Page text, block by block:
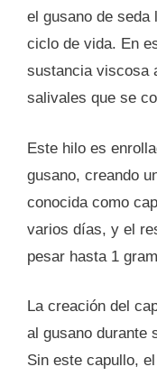
el gusano de seda
ciclo de vida. En
sustancia viscosa
salivales que se
Este hilo es
gusano, creando
conocida como
varios días, y el
pesar hasta 1
La creación del
al gusano durante
Sin este capullo,